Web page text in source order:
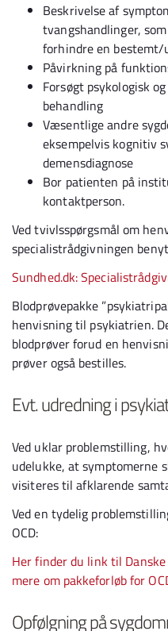
Beskrivelse af
tvangshandlinger,
forhindre en bestemt/
Påvirkning på
Forsøgt psykologisk
behandling
Væsentlige andre
eksempelvis kognitiv
demensdiagnose
Bor patienten på
kontaktperson.
Ved tvivlsspørgsmål om
specialistrådgivningen
Sundhed.dk:
Blodprøvepakke
henvisning til psykiatrien.
blodprøver forud en
prøver også bestilles.
Evt. udredning i
Ved uklar problemstilling,
udelukke, at symptomerne
visiteres til afklarende
Ved en tydelig
OCD:
Her finder du link til
mere om pakkeforløb for
Opfølgning på